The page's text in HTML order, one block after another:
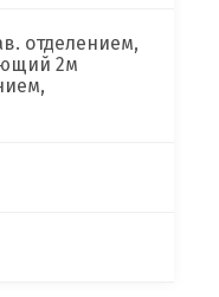
отделением,
2м